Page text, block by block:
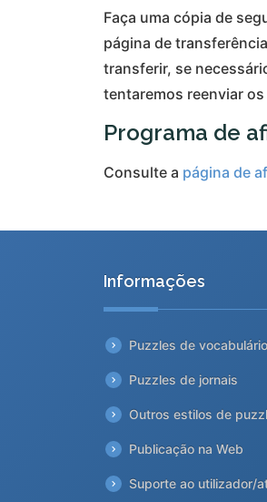
Faça uma cópia de
página de
transferir, se
tentaremos reenviar
Programa de
Consulte a página de
Informações
Puzzles de vocabulário
Puzzles de jornais
Outros estilos de
Publicação na Web
Suporte ao utilizador/